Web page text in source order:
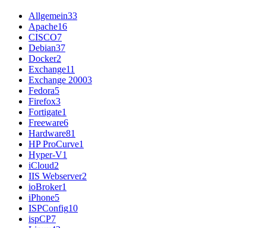
Allgemein33
Apache16
CISCO7
Debian37
Docker2
Exchange11
Exchange 20003
Fedora5
Firefox3
Fortigate1
Freeware6
Hardware81
HP ProCurve1
Hyper-V1
iCloud2
IIS Webserver2
ioBroker1
iPhone5
ISPConfig10
ispCP7